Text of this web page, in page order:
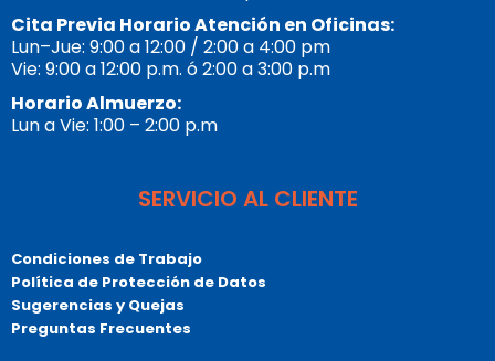
Cita Previa Horario Atención en Oficinas:
Lun–Jue: 9:00 a 12:00 / 2:00 a 4:00 pm
Vie: 9:00 a 12:00 p.m. ó 2:00 a 3:00 p.m
Horario Almuerzo:
Lun a Vie: 1:00 – 2:00 p.m
SERVICIO AL CLIENTE
Condiciones de Trabajo
Política de Protección de Datos
Sugerencias y Quejas
Preguntas Frecuentes